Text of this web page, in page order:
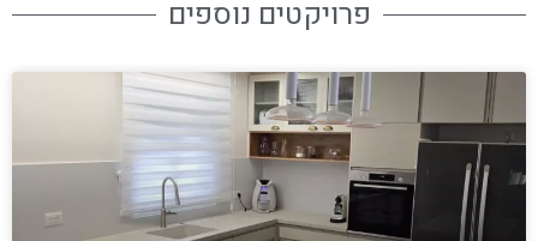
פרויקטים נוספים